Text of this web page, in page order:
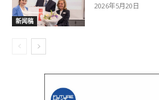
新闻稿
2026年5月20日